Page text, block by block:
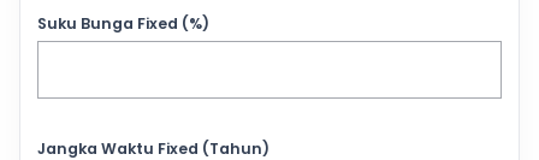
Suku Bunga Fixed (%)
Jangka Waktu Fixed (Tahun)